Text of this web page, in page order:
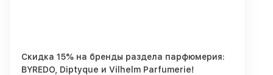
Скидка 15% на бренды раздела парфюмерия:
BYREDO, Diptyque и Vilhelm Parfumerie!